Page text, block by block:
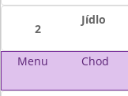
2
Jídlo
Menu Chod